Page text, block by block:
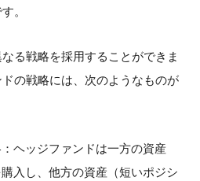
。
る戦略を採用することができま
の戦略には、次のようなものが
ヘッジファンドは一方の資産
購入し、他方の資産（短いポジシ